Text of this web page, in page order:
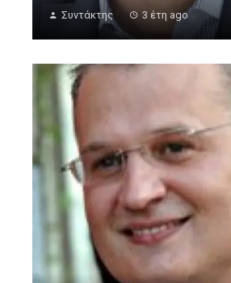
Συντάκτης 3 έτη ago